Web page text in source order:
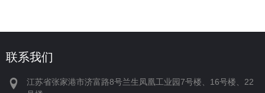
生产日期等信息，实现贴
工序，提高生产效率。适
生产效率。适用于不干胶
联系我们
江苏省张家港市济富路8号兰生凤凰工业园7号楼、16号楼、22